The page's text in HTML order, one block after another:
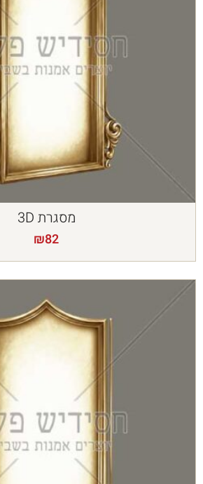
מסגרת 3D
₪82